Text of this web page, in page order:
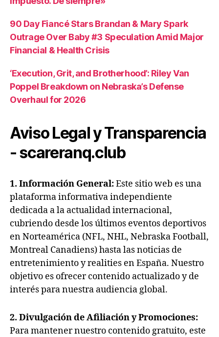
90 Day Fiancé Stars Brandan & Mary Spark
Outrage Over Baby #3 Speculation Amid Major
Financial & Health Crisis
‘Execution, Grit, and Brotherhood’: Riley Van
Poppel Breakdown on Nebraska’s Defense
Overhaul for 2026
Aviso Legal y Transparencia
- scareranq.club
1. Información General:Este sitio web es una
plataforma informativa independiente
dedicada a la actualidad internacional,
cubriendo desde los últimos eventos deportivos
en Norteamérica (NFL, NHL, Nebraska Football,
Montreal Canadiens) hasta las noticias de
entretenimiento y realities en España. Nuestro
objetivo es ofrecer contenido actualizado y de
interés para nuestra audiencia global.
2. Divulgación de Afiliación y Promociones:
Para mantener nuestro contenido gratuito, este